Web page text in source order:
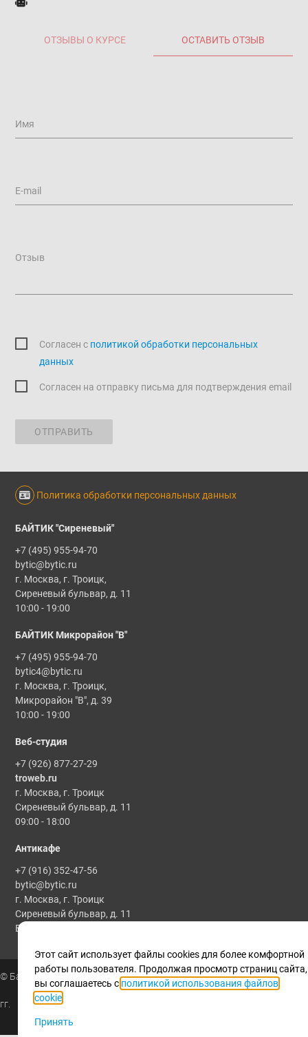
ОТЗЫВЫ О КУРСЕ ОСТАВИТЬ ОТЗЫВ
Имя
E-mail
Отзыв
Согласен c политикой обработки персональных
данных
Согласен на отправку письма для подтверждения email
ОТПРАВИТЬ
Политика обработки персональных данных
БАЙТИК "Сиреневый"
+7 (495) 955-94-70
bytic@bytic.ru
г. Москва, г. Троицк,
Сиреневый бульвар, д. 11
10:00 - 19:00
БАЙТИК Микрорайон "В"
+7 (495) 955-94-70
bytic4@bytic.ru
г. Москва, г. Троицк,
Микрорайон "В", д. 39
10:00 - 19:00
Веб-студия
+7 (926) 877-27-29
troweb.ru
г. Москва, г. Троицк
Сиреневый бульвар, д. 11
09:00 - 18:00
Антикафе
+7 (916) 352-47-56
bytic@bytic.ru
г. Москва, г. Троицк
Сиреневый бульвар, д. 11
Все мероприятия проводятся по предварительной записи
© Байтик, 1986 - 2025
гг.
Этот сайт использует файлы cookies для более комфортной
работы пользователя. Продолжая просмотр страниц сайта,
вы соглашаетесь с политикой использования файлов
cookie
Принять